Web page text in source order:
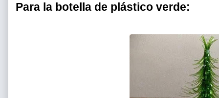
Para la botella de plástico verde: